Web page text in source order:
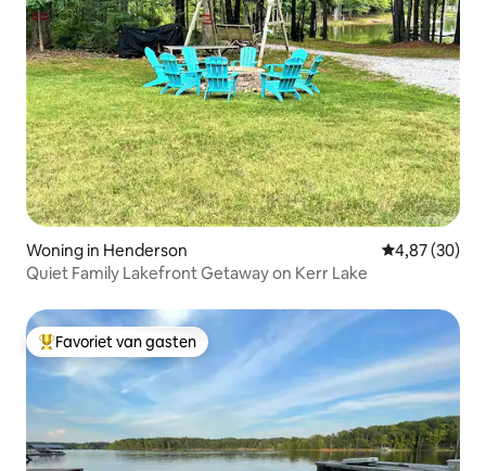
Woning in Henderson Gemiddelde
4,87 (30)
Quiet Family Lakefront Getaway on Kerr Lake
Topfavoriet van gasten
Favoriet van gasten